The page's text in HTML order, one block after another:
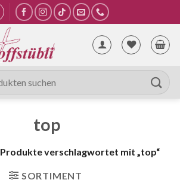
top
Produkte verschlagwortet mit „top“
SORTIMENT